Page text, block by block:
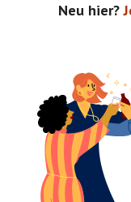
Neu hier?